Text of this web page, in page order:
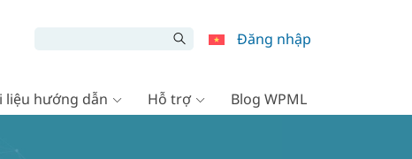
Đăng nhập
liệu hướng dẫn Hỗ trợ Blog WPML